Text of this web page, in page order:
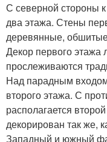
С северной стороны
два этажа. Стены
деревянные,
Декор первого этажа
прослеживаются
Над парадным
второго этажа. С
располагается
декорирован так же,
Западный и южный